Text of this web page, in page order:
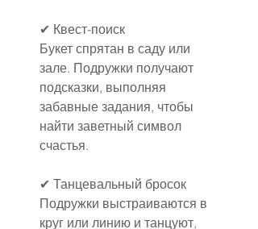
✔ Квест-поиск
Букет спрятан в саду или
зале. Подружки получают
подсказки, выполняя
забавные задания, чтобы
найти заветный символ
счастья.
✔ Танцевальный бросок
Подружки выстраиваются в
круг или линию и танцуют,